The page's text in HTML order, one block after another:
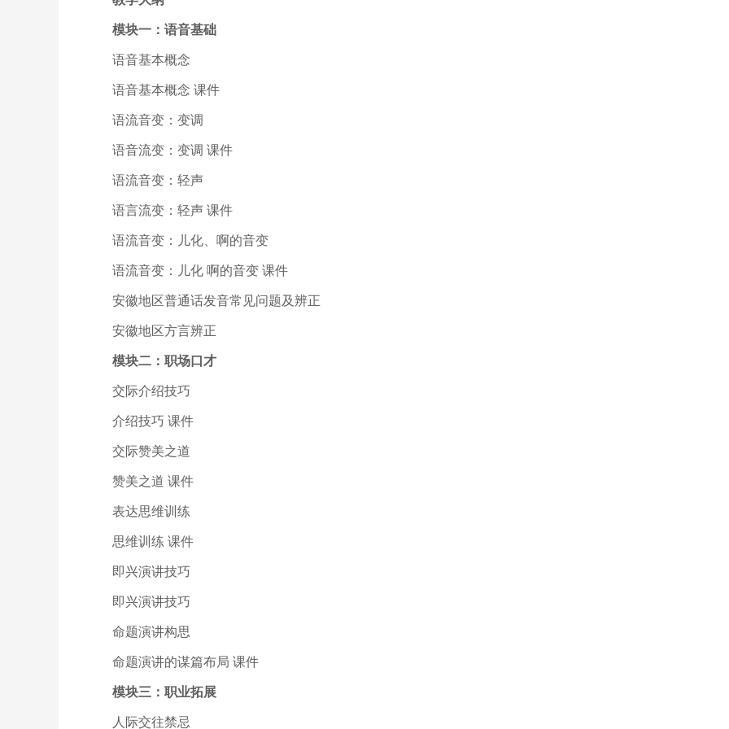
模块一：语音基础
语音基本概念
语音基本概念 课件
语流音变：变调
语音流变：变调 课件
语流音变：轻声
语言流变：轻声 课件
语流音变：儿化、啊的音变
语流音变：儿化 啊的音变 课件
安徽地区普通话发音常见问题及辨正
安徽地区方言辨正
模块二：职场口才
交际介绍技巧
介绍技巧 课件
交际赞美之道
赞美之道 课件
表达思维训练
思维训练 课件
即兴演讲技巧
即兴演讲技巧
命题演讲构思
命题演讲的谋篇布局 课件
模块三：职业拓展
人际交往禁忌